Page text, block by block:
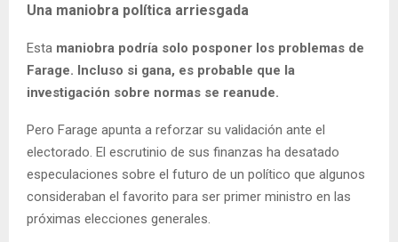
Una maniobra política arriesgada
Esta maniobra podría solo posponer los problemas de
Farage. Incluso si gana, es probable que la
investigación sobre normas se reanude.
Pero Farage apunta a reforzar su validación ante el
electorado. El escrutinio de sus finanzas ha desatado
especulaciones sobre el futuro de un político que algunos
consideraban el favorito para ser primer ministro en las
próximas elecciones generales.